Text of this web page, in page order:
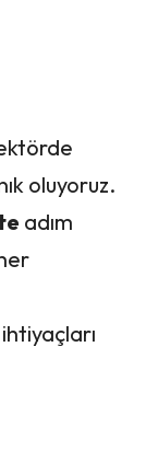
oluyoruz.
adım
ihtiyaçları